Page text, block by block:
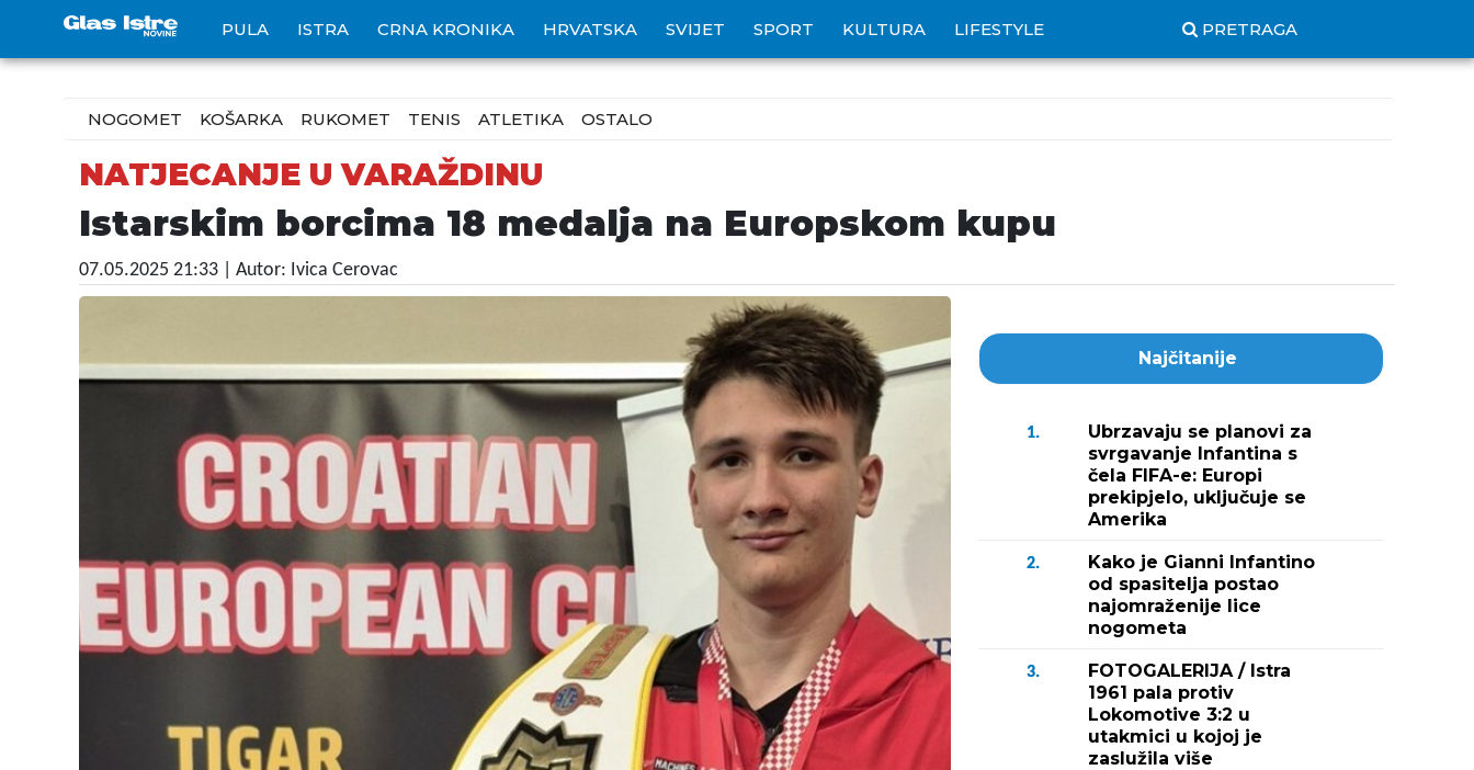
PULA ISTRA CRNA KRONIKA HRVATSKA SVIJET SPORT KULTURA LIFESTYLE PRETRAGA
NOGOMET KOŠARKA RUKOMET TENIS ATLETIKA OSTALO
NATJECANJE U VARAŽDINU
Istarskim borcima 18 medalja na Europskom kupu
07.05.2025 21:33 | Autor: Ivica Cerovac
Najčitanije
1.
Ubrzavaju se planovi za
svrgavanje Infantina s
čela FIFA-e: Europi
prekipjelo, uključuje se
Amerika
2.
Kako je Gianni Infantino
od spasitelja postao
najomraženije lice
nogometa
3.
FOTOGALERIJA / Istra
1961 pala protiv
Lokomotive 3:2 u
utakmici u kojoj je
zaslužila više